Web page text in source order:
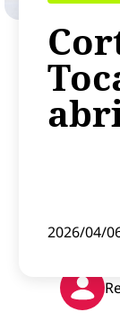
2026/04/